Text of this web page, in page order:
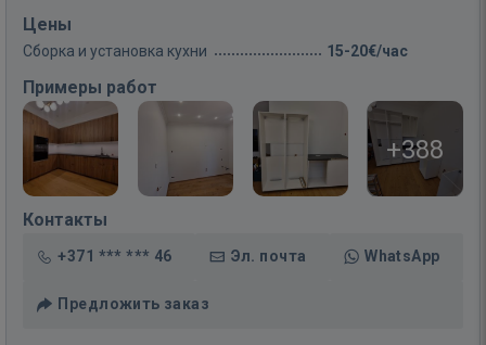
Цены
Сборка и установка кухни 15-20€/час
Примеры работ
+388
Контакты
+371 *** *** 46 Эл. почта WhatsApp
Предложить заказ